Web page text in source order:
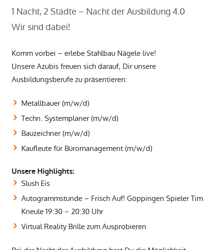
1 Nacht, 2 Städte – Nacht der Ausbildung 4.0
Wir sind dabei!
Komm vorbei – erlebe Stahlbau Nägele live!
Unsere Azubis freuen sich darauf, Dir unsere
Ausbildungsberufe zu präsentieren:
Metallbauer (m/w/d)
Techn. Systemplaner (m/w/d)
Bauzeichner (m/w/d)
Kaufleute für Büromanagement (m/w/d)
Unsere Highlights:
Slush Eis
Autogrammstunde – Frisch Auf! Göppingen Spieler Tim
Kneule 19:30 – 20:30 Uhr
Virtual Reality Brille zum Ausprobieren